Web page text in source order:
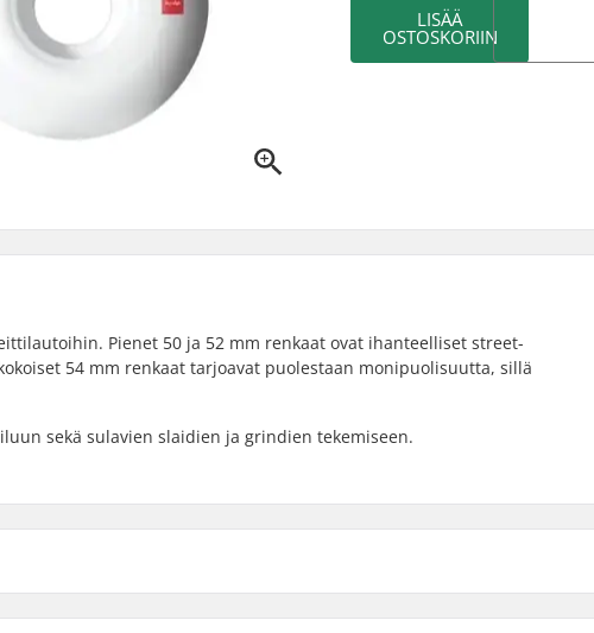
LISÄÄ
OSTOSKORIIN
Pienet 50 ja 52 mm renkaat ovat ihanteelliset street-
54 mm renkaat tarjoavat puolestaan monipuolisuutta, sillä
sekä sulavien slaidien ja grindien tekemiseen.
Renkaan materiaali: